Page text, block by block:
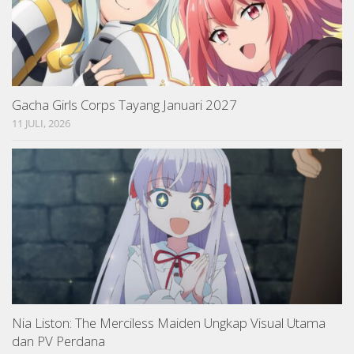
Gacha Girls Corps Tayang Januari 2027
11 JULI, 2026
Nia Liston: The Merciless Maiden Ungkap Visual Utama
dan PV Perdana